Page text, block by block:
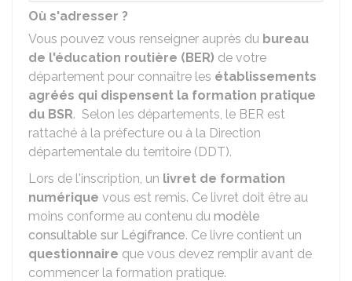
Où s'adresser ?
Vous pouvez vous renseigner auprès du bureau
de l'éducation routière (BER) de votre
département pour connaître les établissements
agréés qui dispensent la formation pratique
du BSR. Selon les départements, le BER est
rattaché à la préfecture ou à la Direction
départementale du territoire (DDT).
Lors de l'inscription, un livret de formation
numérique vous est remis. Ce livret doit être au
moins conforme au contenu du modèle
consultable sur Légifrance. Ce livre contient un
questionnaire que vous devez remplir avant de
commencer la formation pratique.